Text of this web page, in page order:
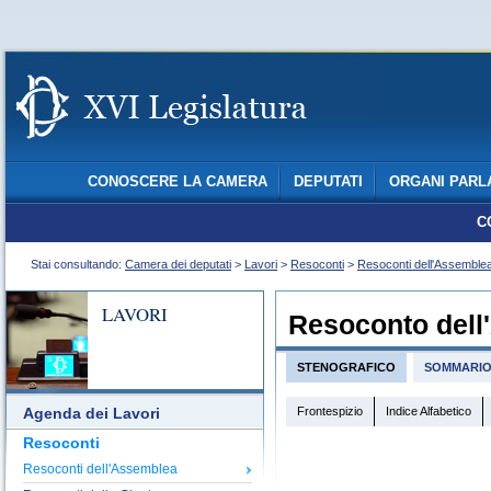
CONOSCERE LA CAMERA DEPUTATI ORGANI
Stai consultando: Camera dei deputati > Lavori > Resoconti > Resoconti
LAVORI
Agenda dei Lavori
Resoconti
Resoconti dell'Assemblea
Resoconto
STENOGRAFICO SOMMARIO
Frontespizio Indice Alfabetico